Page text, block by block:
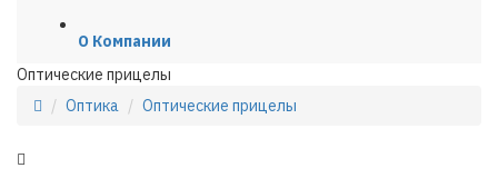
О Компании
Оптические прицелы
Оптика
Оптические прицелы